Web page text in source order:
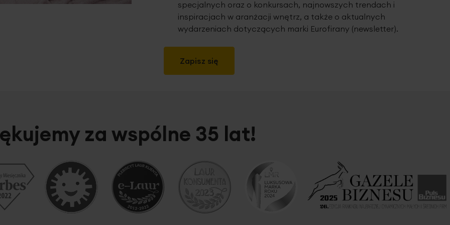
Zapisz się
specjalnych oraz o konkursach, najnowszych trendach i
inspiracjach w aranżacji wnętrz, a także o aktualnych
wydarzeniach dotyczących marki Eurofirany (newsletter).
za wspólne 35 lat!